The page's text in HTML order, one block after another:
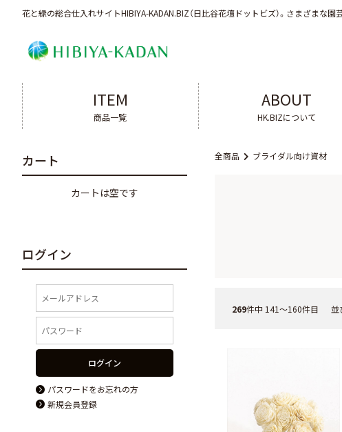
花と緑の総合仕入れサイトHIBIYA-KADAN.BIZ（日比谷花壇ドットビズ）。 さまざまな園
ITEM
商品一覧
ABOUT
HK.BIZについて
全商品 ブライダル向け資材
269件中 141〜160件目 並
カート
カートは空です
ログイン
ログイン
パスワードをお忘れの方
新規会員登録